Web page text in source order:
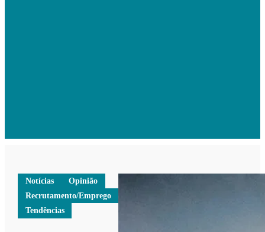
Notícias
Opinião
Recrutamento/Emprego
Tendências